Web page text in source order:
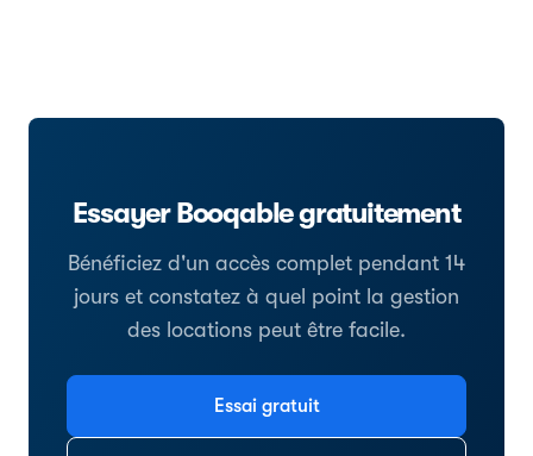
Essayer Booqable gratuitement
Bénéficiez d'un accès complet pendant 14
jours et constatez à quel point la gestion
des locations peut être facile.
Essai gratuit